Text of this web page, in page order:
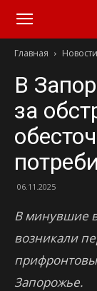
Главная
В
за
06.11.2025
В минувшие
возникали
Запорожье.